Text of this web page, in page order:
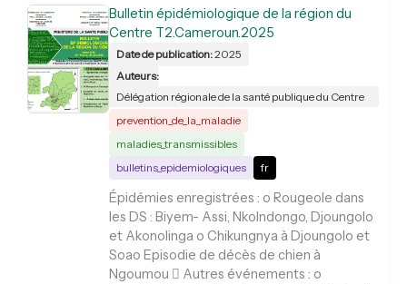
Bulletin épidémiologique de la région du
Centre T2.Cameroun.2025
Date de publication:2025
Auteurs:
Délégation régionale de la santé publique du Centre
prevention_de_la_maladie
maladies_transmissibles
bulletins_epidemiologiques
fr
Épidémies enregistrées : o Rougeole dans
les DS : Biyem- Assi, Nkolndongo, Djoungolo
et Akonolinga o Chikungnya à Djoungolo et
Soao Episodie de décès de chien à
Ngoumou  Autres événements : o